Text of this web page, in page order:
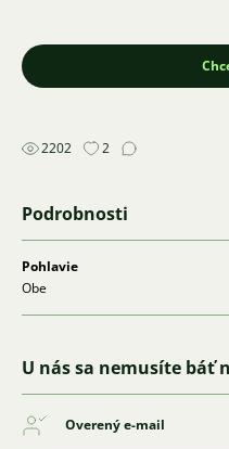
2202 2
Podrobnosti
Pohlavie
Obe
U nás sa nemusíte báť
Overený e-mail